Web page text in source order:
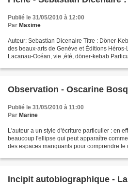
Publié le 31/05/2010 à 12:00
Par Maxime
Auteur: Sebastian Dicenaire Titre : Döner-
des beaux-arts de Genève et Éditions
Lacanau-Océan, vie ,été, döner-kebab
Observation - Oscarine
Publié le 31/05/2010 à 11:00
Par Marine
L'auteur a un style d'écriture particulier : en
beaucoup l'ellipse qui peut apparaître
des espaces manquants pour comprendre
Incipit autobiographique -